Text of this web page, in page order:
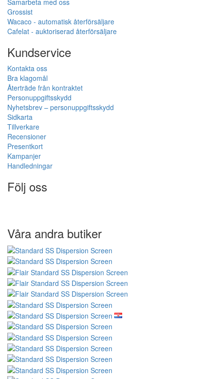
Grossist
Wacaco - automatisk återförsäljare
Cafelat - auktoriserad återförsäljare
Kundservice
Kontakta oss
Bra klagomål
Återträde från kontraktet
Personuppgiftsskydd
Nyhetsbrev – personuppgiftsskydd
Sidkarta
Tillverkare
Recensioner
Presentkort
Kampanjer
Handledningar
Följ oss
Våra andra butiker